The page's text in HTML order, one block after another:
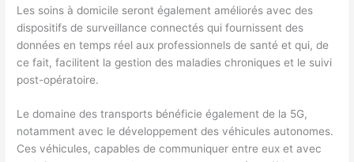
Les soins à domicile seront également améliorés avec des
dispositifs de surveillance connectés qui fournissent des
données en temps réel aux professionnels de santé et qui, de
ce fait, facilitent la gestion des maladies chroniques et le suivi
post-opératoire.
Le domaine des transports bénéficie également de la 5G,
notamment avec le développement des véhicules autonomes.
Ces véhicules, capables de communiquer entre eux et avec